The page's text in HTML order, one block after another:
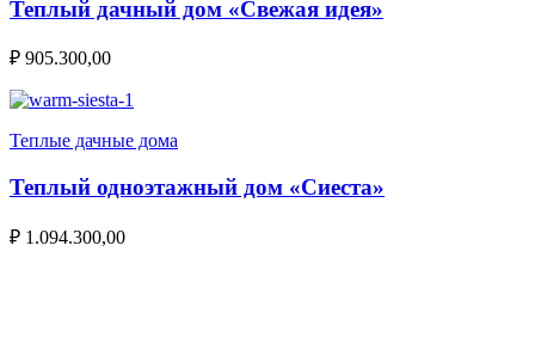
Теплый дачный дом «Свежая идея»
₽ 905.300,00
Теплые дачные дома
Теплый одноэтажный дом «Сиеста»
₽ 1.094.300,00